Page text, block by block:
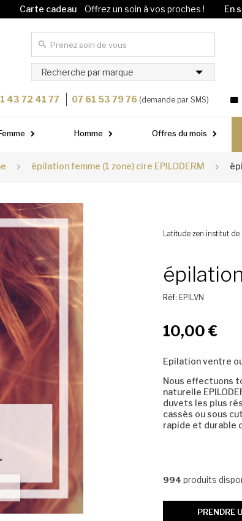
Offres spéciales Les Deal Zen du moment
En
43 72 41 77 07 61 53 79 76 (demande par SMS)
Recherche par marque
Homme Offres du mois
épilation femme (1 zone) cire EPILODERM
Latitude zen institut de
Réf: EPILVN
10,00 €
Epilation ventre
Nous effectuons
naturelle
duvets les plus
cassés ou sous
rapide et durable
994 produits
PRENDRE